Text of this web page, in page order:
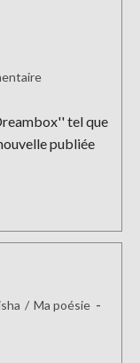
:
tel que
publiée
/ Ma poésie